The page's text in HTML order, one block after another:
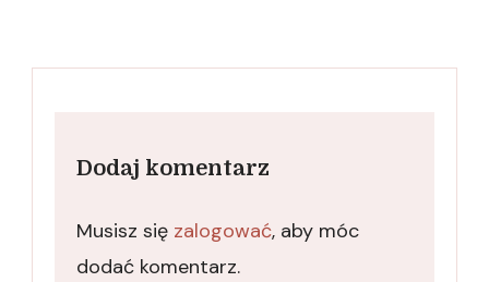
Dodaj komentarz
Musisz się zalogować, aby móc
dodać komentarz.